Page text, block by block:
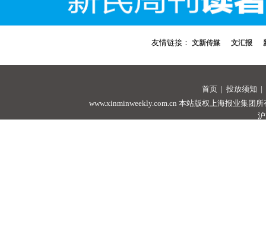
友情链接： 文新传媒 文汇报
首页 | 投放须知 |
www.xinminweekly.com.cn 本站版权上海报业集团所